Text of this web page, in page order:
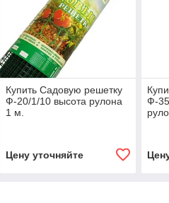
Купить Садовую решетку
Ф-20/1/10 высота рулона
1 м.
Цену уточняйте
Ф-